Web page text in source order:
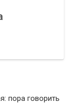
пора говорить